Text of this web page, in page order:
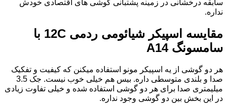
سابقه درخشانی در زمینه پشتبانی گوشی های اقتصادی خودش
نداره.
مقایسه اسپیکر شیائومی ردمی 12C با
سامسونگ A14
هر دو گوشی از یه اسپیکر مونو استفاده میکنن که کیفیت و تفکیک
صدا و بلندی متوسطی داره. بیس هم خیلی خوب نیست. جک 3.5
میلیمتری صدا برای هر دو گوشی استفاده شده و خیلی تفاوت زیادی
در این بخش بین دو گوشی وجود نداره.